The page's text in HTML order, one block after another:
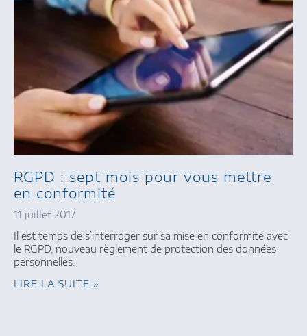
RGPD : sept mois pour vous mettre
en conformité
11 juillet 2017
Il est temps de s’interroger sur sa mise en conformité avec
le RGPD, nouveau règlement de protection des données
personnelles.
LIRE LA SUITE »